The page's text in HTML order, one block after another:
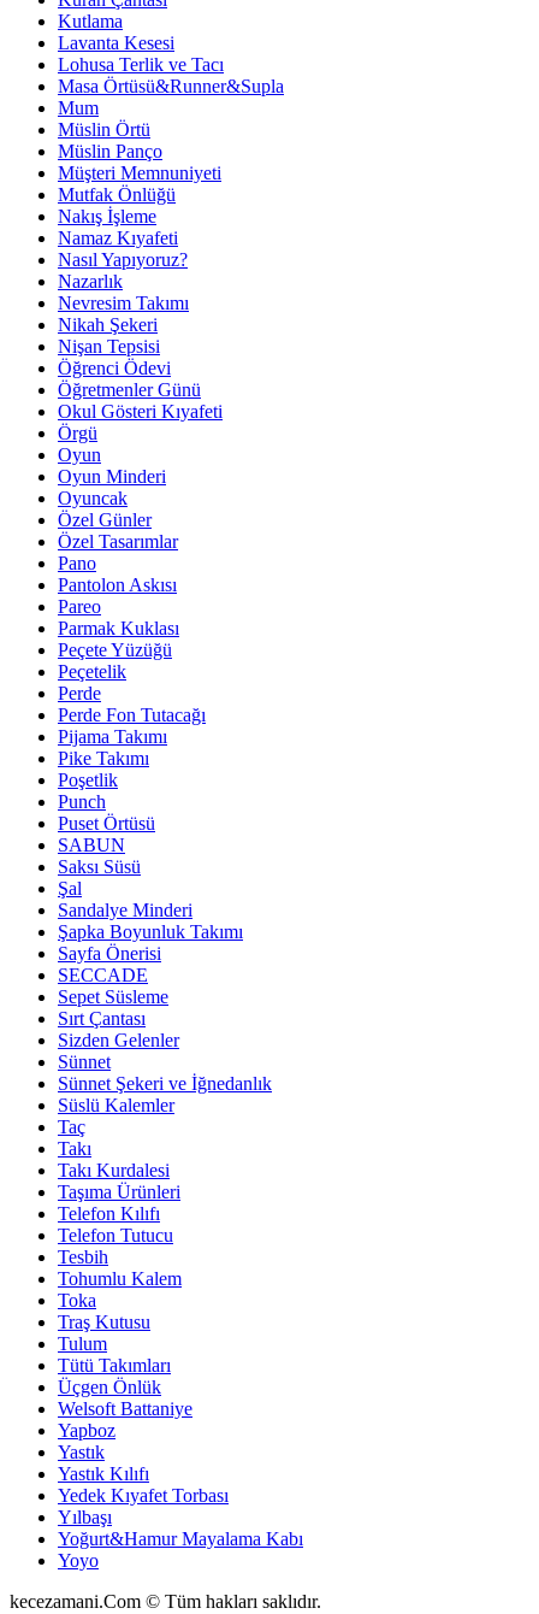
Kutlama
Lavanta Kesesi
Lohusa Terlik ve Tacı
Masa Örtüsü&Runner&Supla
Mum
Müslin Örtü
Müslin Panço
Müşteri Memnuniyeti
Mutfak Önlüğü
Nakış İşleme
Namaz Kıyafeti
Nasıl Yapıyoruz?
Nazarlık
Nevresim Takımı
Nikah Şekeri
Nişan Tepsisi
Öğrenci Ödevi
Öğretmenler Günü
Okul Gösteri Kıyafeti
Örgü
Oyun
Oyun Minderi
Oyuncak
Özel Günler
Özel Tasarımlar
Pano
Pantolon Askısı
Pareo
Parmak Kuklası
Peçete Yüzüğü
Peçetelik
Perde
Perde Fon Tutacağı
Pijama Takımı
Pike Takımı
Poşetlik
Punch
Puset Örtüsü
SABUN
Saksı Süsü
Şal
Sandalye Minderi
Şapka Boyunluk Takımı
Sayfa Önerisi
SECCADE
Sepet Süsleme
Sırt Çantası
Sizden Gelenler
Sünnet
Sünnet Şekeri ve İğnedanlık
Süslü Kalemler
Taç
Takı
Takı Kurdalesi
Taşıma Ürünleri
Telefon Kılıfı
Telefon Tutucu
Tesbih
Tohumlu Kalem
Toka
Traş Kutusu
Tulum
Tütü Takımları
Üçgen Önlük
Welsoft Battaniye
Yapboz
Yastık
Yastık Kılıfı
Yedek Kıyafet Torbası
Yılbaşı
Yoğurt&Hamur Mayalama Kabı
Yoyo
kecezamani.Com © Tüm hakları saklıdır.